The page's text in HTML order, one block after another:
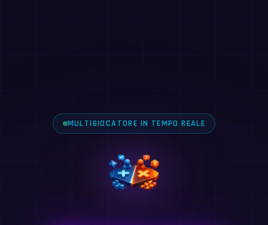
MULTIGIOCATORE IN TEMPO REALE